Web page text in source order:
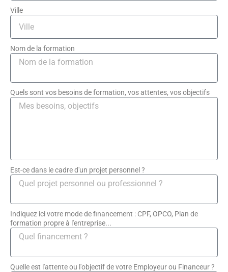
Ville
Nom de la formation
Quels sont vos besoins de formation, vos attentes, vos objectifs
Est-ce dans le cadre d'un projet personnel ?
Indiquez ici votre mode de financement : CPF, OPCO, Plan de
formation propre à l'entreprise...
Quelle est l'attente ou l'objectif de votre Employeur ou Financeur ?